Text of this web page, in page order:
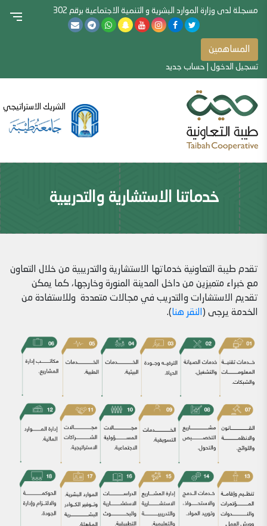
مسجلة لدى وزارة الموارد البشرية و التنمية الاجتماعية برقم 302
المساهمين
تسجيل الدخول حساب جديد
الشريك الاستراتيجي
خدماتنا الاستشارية والتدريبية
تقدم طيبة التعاونية خدماتها الاستشارية والتدريبية من خلال التعاون
مع خبراء متميزين من داخل المدينة المنورة وخارجها، كما يمكن
تقديم الاستشارات والتدريب في مجالات متعددة وللاستفادة من
الخدمة يرجى (النقر هنا).